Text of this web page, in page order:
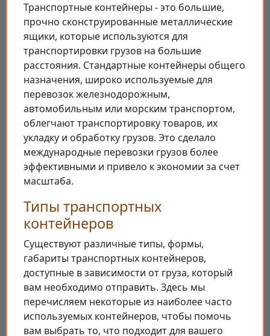
Транспортные контейнеры - это большие,
прочно сконструированные металлические
ящики, которые используются для
транспортировки грузов на большие
расстояния. Стандартные контейнеры общего
назначения, широко используемые для
перевозок железнодорожным,
автомобильным или морским транспортом,
облегчают транспортировку товаров, их
укладку и обработку грузов. Это сделало
международные перевозки грузов более
эффективными и привело к экономии за счет
масштаба.
Типы транспортных
контейнеров
Существуют различные типы, формы,
габариты транспортных контейнеров,
доступные в зависимости от груза, который
вам необходимо отправить. Здесь мы
перечисляем некоторые из наиболее часто
используемых контейнеров, чтобы помочь
вам выбрать то, что подходит для вашего